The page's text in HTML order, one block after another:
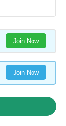
Join Now
Join Now